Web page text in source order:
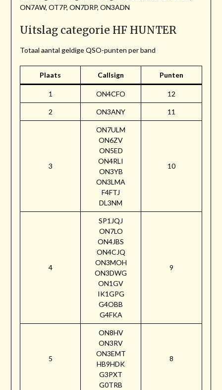
ON7AW, OT7P, ON7DRP, ON3ADN
Uitslag categorie HF HUNTER
Totaal aantal geldige QSO-punten per band
Plaats Callsign Punten
1 ON4CFO 12
2 ON3ANY 11
3
ON7ULM
ON6ZV
ON5ED
ON4RLI
ON3YB
ON3LMA
F4FTJ
DL3NM
10
4
SP1JQJ
ON7LO
ON4JBS
ON4CJQ
ON3MOH
ON3DWG
ON1GV
IK1GPG
G4OBB
G4FKA
9
5
ON8HV
ON3RV
ON3EMT
HB9HDK
G3PXT
G0TRB
8